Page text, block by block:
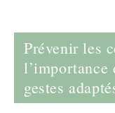
Prévenir les
gestes